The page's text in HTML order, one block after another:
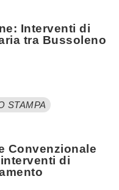
Interventi di
tra Bussoleno
STAMPA
Convenzionale
di